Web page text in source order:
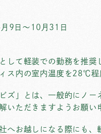
9日～10月31日
して軽装での勤務を推
ス内の室内温度を28℃程
ビズ」とは、一般的にノ
いただきますようお願い
へお越しになる際にも、